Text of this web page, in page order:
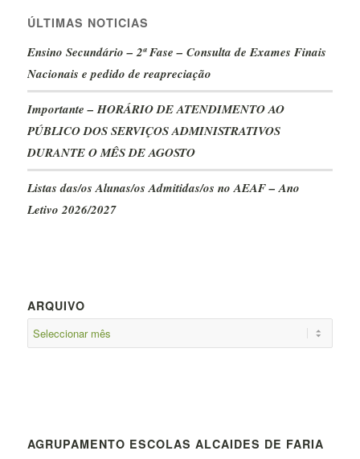
ÚLTIMAS NOTICIAS
Ensino Secundário – 2ª Fase – Consulta de Exames Finais
Nacionais e pedido de reapreciação
Importante – HORÁRIO DE ATENDIMENTO AO
PÚBLICO DOS SERVIÇOS ADMINISTRATIVOS
DURANTE O MÊS DE AGOSTO
Listas das/os Alunas/os Admitidas/os no AEAF – Ano
Letivo 2026/2027
ARQUIVO
AGRUPAMENTO ESCOLAS ALCAIDES DE FARIA